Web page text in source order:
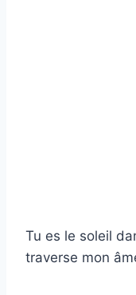
Tu es le soleil
traverse mon